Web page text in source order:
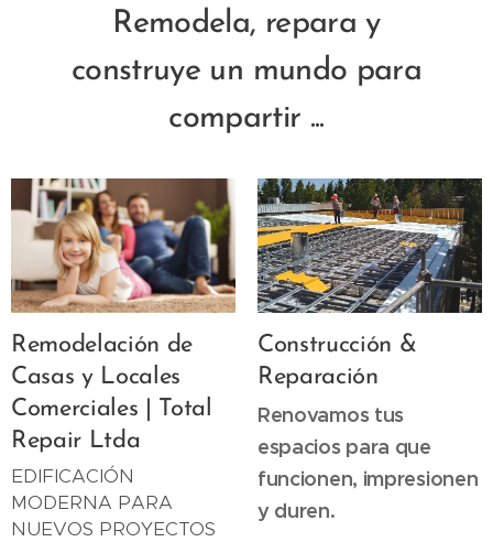
Remodela, repara y
construye un mundo para
compartir ...
Remodelación de
Casas y Locales
Comerciales | Total
Repair Ltda
EDIFICACIÓN
MODERNA PARA
NUEVOS PROYECTOS
Construcción &
Reparación
Renovamos tus
espacios para que
funcionen, impresionen
y duren.